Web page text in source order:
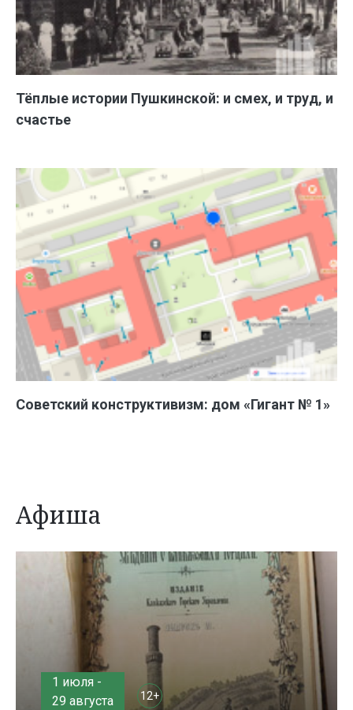
Тёплые истории Пушкинской: и смех, и труд, и
счастье
Советский конструктивизм: дом «Гигант № 1»
Афиша
1 июля -
29 августа
12+